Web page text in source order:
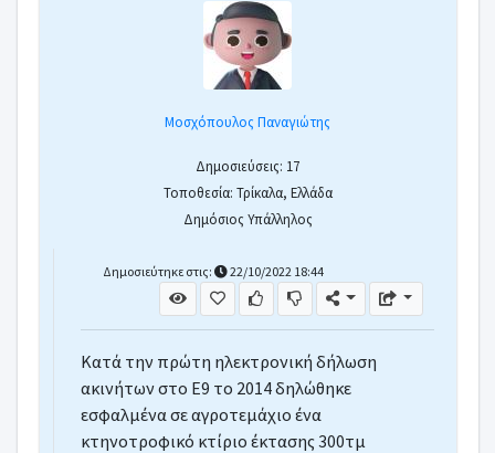
Μοσχόπουλος Παναγιώτης
Δημοσιεύσεις: 17
Τοποθεσία: Τρίκαλα, Ελλάδα
Δημόσιος Υπάλληλος
Δημοσιεύτηκε στις: 22/10/2022 18:44
Κατά την πρώτη ηλεκτρονική δήλωση
ακινήτων στο Ε9 το 2014 δηλώθηκε
εσφαλμένα σε αγροτεμάχιο ένα
κτηνοτροφικό κτίριο έκτασης 300τμ